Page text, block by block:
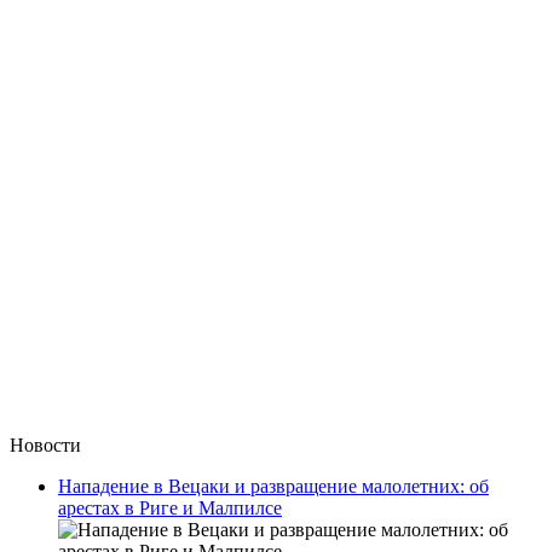
Новости
Нападение в Вецаки и развращение малолетних: об
арестах в Риге и Малпилсе